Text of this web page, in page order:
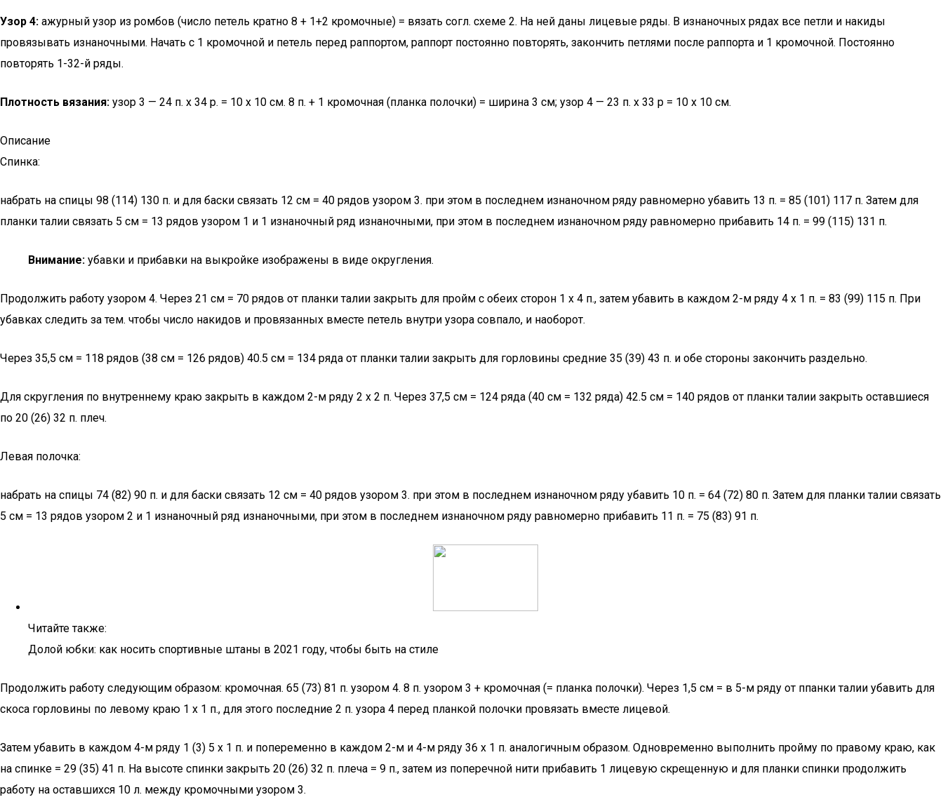
Узор 4: ажурный узор из ромбов (число петель кратно 8 + 1+2 кромочные) = вязать согл. схеме 2. На ней даны лицевые ряды. В изнаночных рядах все петли и накиды
провязывать изнаночными. Начать с 1 кромочной и петель перед раппортом, раппорт постоянно повторять, закончить петлями после раппорта и 1 кромочной. Постоянно
повторять 1-32-й ряды.
Плотность вязания: узор 3 — 24 п. х 34 р. = 10 х 10 см. 8 п. + 1 кромочная (планка полочки) = ширина 3 см; узор 4 — 23 п. х 33 р = 10 х 10 см.
Описание
Спинка:
набрать на спицы 98 (114) 130 п. и для баски связать 12 см = 40 рядов узором 3. при этом в последнем изнаночном ряду равномерно убавить 13 п. = 85 (101) 117 п. Затем для
планки талии связать 5 см = 13 рядов узором 1 и 1 изнаночный ряд изнаночными, при этом в последнем изнаночном ряду равномерно прибавить 14 п. = 99 (115) 131 п.
Внимание: убавки и прибавки на выкройке изображены в виде округления.
Продолжить работу узором 4. Через 21 см = 70 рядов от планки талии закрыть для пройм с обеих сторон 1 х 4 п., затем убавить в каждом 2-м ряду 4 х 1 п. = 83 (99) 115 п. При
убавках следить за тем. чтобы число накидов и провязанных вместе петель внутри узора совпало, и наоборот.
Через 35,5 см = 118 рядов (38 см = 126 рядов) 40.5 см = 134 ряда от планки талии закрыть для горловины средние 35 (39) 43 п. и обе стороны закончить раздельно.
Для скругления по внутреннему краю закрыть в каждом 2-м ряду 2 х 2 п. Через 37,5 см = 124 ряда (40 см = 132 ряда) 42.5 см = 140 рядов от планки талии закрыть оставшиеся
по 20 (26) 32 п. плеч.
Левая полочка:
набрать на спицы 74 (82) 90 п. и для баски связать 12 см = 40 рядов узором 3. при этом в последнем изнаночном ряду убавить 10 п. = 64 (72) 80 п. Затем для планки талии связать
5 см = 13 рядов узором 2 и 1 изнаночный ряд изнаночными, при этом в последнем изнаночном ряду равномерно прибавить 11 п. = 75 (83) 91 п.
Читайте также:
Долой юбки: как носить спортивные штаны в 2021 году, чтобы быть на стиле
Продолжить работу следующим образом: кромочная. 65 (73) 81 п. узором 4. 8 п. узором 3 + кромочная (= планка полочки). Через 1,5 см = в 5-м ряду от ппанки талии убавить для
скоса горловины по левому краю 1 х 1 п., для этого последние 2 п. узора 4 перед планкой полочки провязать вместе лицевой.
Затем убавить в каждом 4-м ряду 1 (3) 5 х 1 п. и попеременно в каждом 2-м и 4-м ряду 36 х 1 п. аналогичным образом. Одновременно выполнить пройму по правому краю, как
на спинке = 29 (35) 41 п. На высоте спинки закрыть 20 (26) 32 п. плеча = 9 п., затем из поперечной нити прибавить 1 лицевую скрещенную и для планки спинки продолжить
работу на оставшихся 10 л. между кромочными узором 3.